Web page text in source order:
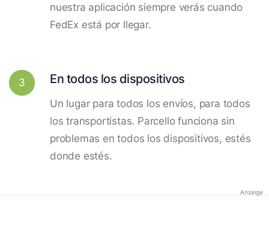
nuestra aplicación siempre verás cuando
FedEx está por llegar.
3 En todos los dispositivos
Un lugar para todos los envíos, para todos
los transportistas. Parcello funciona sin
problemas en todos los dispositivos, estés
donde estés.
Anzeige